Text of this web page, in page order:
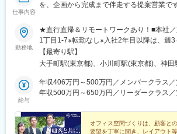
仕事内容
を、企画から完成まで伴走する提案営業です
勤務地
★直行直帰＆リモートワークあり！■本社
1丁目1-7※転勤なし※入社2年目以降は、週
＆リモートワークが可能です。＜アクセス
駅」より徒歩5分・地下鉄「小川町駅」より
【最寄り駅】
大手町駅(東京都)、小川町駅(東京都)、神田
給与
年収406万円～500万円／メンバークラス
年収500万円～650万円／リーダークラス
オフィス空間づくりは、顧客との
要望を丁寧に聞き、レイアウト